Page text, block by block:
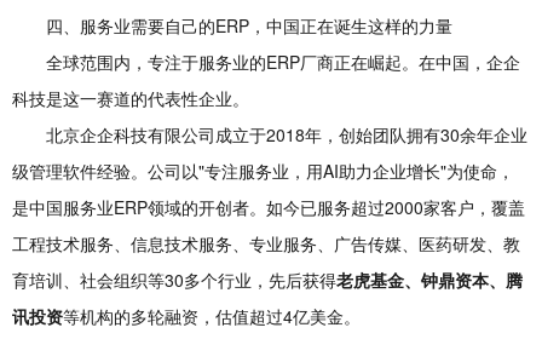
四、服务业需要自己的ERP，中国正在诞生这样的力量
全球范围内，专注于服务业的ERP厂商正在崛起。在中国，企企
科技是这一赛道的代表性企业。
北京企企科技有限公司成立于2018年，创始团队拥有30余年企业
级管理软件经验。公司以"专注服务业，用AI助力企业增长"为使命，
是中国服务业ERP领域的开创者。如今已服务超过2000家客户，覆盖
工程技术服务、信息技术服务、专业服务、广告传媒、医药研发、教
育培训、社会组织等30多个行业，先后获得老虎基金、钟鼎资本、腾
讯投资等机构的多轮融资，估值超过4亿美金。